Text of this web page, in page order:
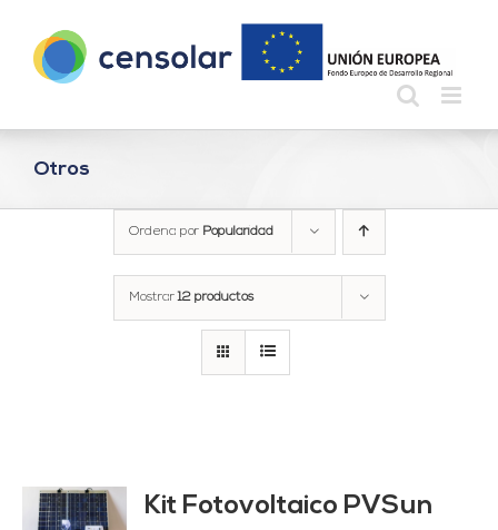
contenido
Otros
Ordena por Popularidad
Mostrar12 productos
Kit Fotovoltaico PVSun